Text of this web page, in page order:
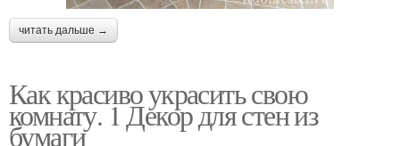
читать дальше →
Как красиво украсить свою
комнату. 1 Декор для стен из
бумаги